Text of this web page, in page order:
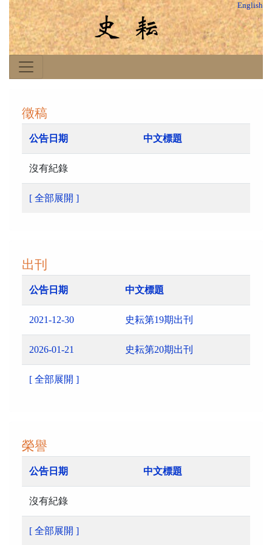
English
徵稿
公告日期 中文標題
沒有紀錄
[ 全部展開 ]
出刊
公告日期 中文標題
2021-12-30 史耘第19期出刊
2026-01-21 史耘第20期出刊
[ 全部展開 ]
榮譽
公告日期 中文標題
沒有紀錄
[ 全部展開 ]